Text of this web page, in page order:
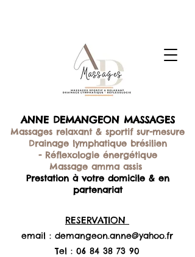
ANNE DEMANGEON MASSAGES
Massages relaxant & sportif sur-mesure
Drainage lymphatique brésilien
- Réflexologie énergétique
Massage amma assis
Prestation à votre domicile & en
partenariat
RESERVATION
email : demangeon.anne@yahoo.fr
Tel : 06 84 38 73 90